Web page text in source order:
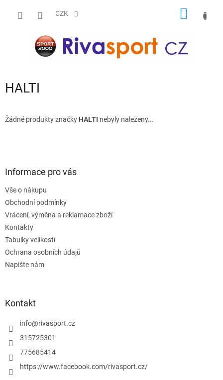
CZK
HALTI
Žádné produkty značky HALTI nebyly nalezeny...
Informace pro vás
Vše o nákupu
Obchodní podmínky
Vrácení, výměna a reklamace zboží
Kontakty
Tabulky velikostí
Ochrana osobních údajů
Napište nám
Kontakt
info@rivasport.cz
315725301
775685414
https://www.facebook.com/rivasport.cz/